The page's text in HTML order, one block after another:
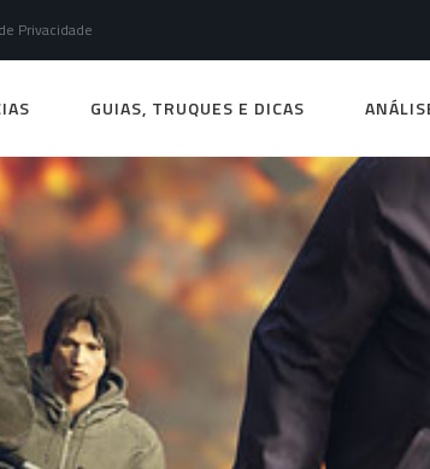
Privacidade
GUIAS, TRUQUES E DICAS